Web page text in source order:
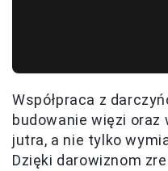
Współpraca z
budowanie więzi
jutra, a nie tylko
Dzięki darowiznom